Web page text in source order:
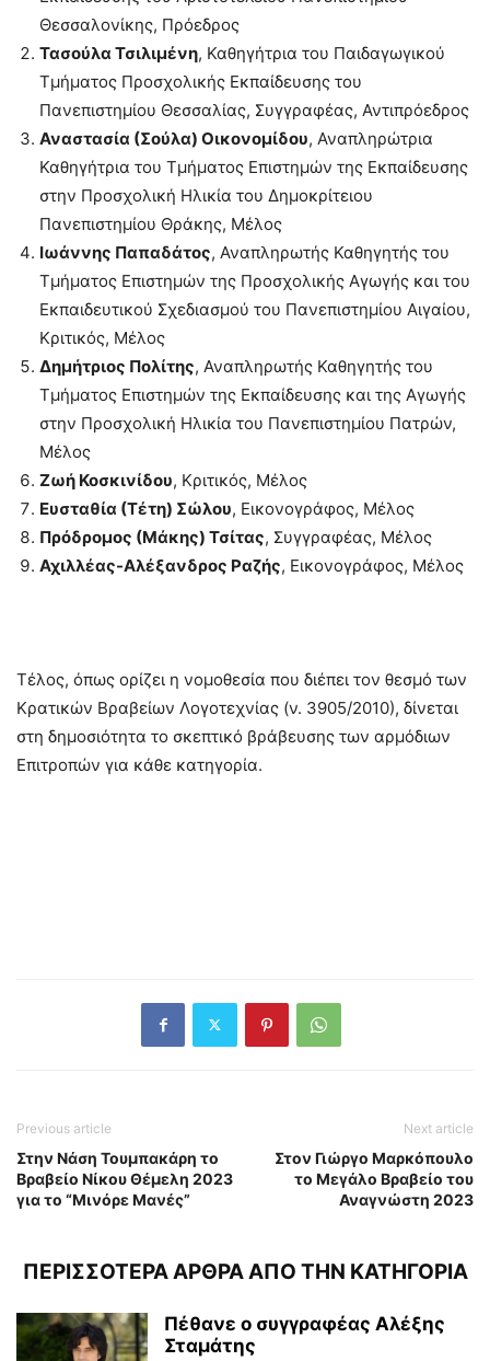
Θεσσαλονίκης, Πρόεδρος
Τασούλα Τσιλιμένη, Καθηγήτρια του Παιδαγωγικού
Τμήματος Προσχολικής Εκπαίδευσης του
Πανεπιστημίου Θεσσαλίας, Συγγραφέας, Αντιπρόεδρος
Αναστασία (Σούλα) Οικονομίδου, Αναπληρώτρια
Καθηγήτρια του Τμήματος Επιστημών της Εκπαίδευσης
στην Προσχολική Ηλικία του Δημοκρίτειου
Πανεπιστημίου Θράκης, Μέλος
Ιωάννης Παπαδάτος, Αναπληρωτής Καθηγητής του
Τμήματος Επιστημών της Προσχολικής Αγωγής και του
Εκπαιδευτικού Σχεδιασμού του Πανεπιστημίου Αιγαίου,
Κριτικός, Μέλος
Δημήτριος Πολίτης, Αναπληρωτής Καθηγητής του
Τμήματος Επιστημών της Εκπαίδευσης και της Αγωγής
στην Προσχολική Ηλικία του Πανεπιστημίου Πατρών,
Μέλος
Ζωή Κοσκινίδου, Κριτικός, Μέλος
Ευσταθία (Τέτη) Σώλου, Εικονογράφος, Μέλος
Πρόδρομος (Μάκης) Τσίτας, Συγγραφέας, Μέλος
Αχιλλέας-Αλέξανδρος Ραζής, Εικονογράφος, Μέλος
Τέλος, όπως ορίζει η νομοθεσία που διέπει τον θεσμό των
Κρατικών Βραβείων Λογοτεχνίας (ν. 3905/2010), δίνεται
στη δημοσιότητα το σκεπτικό βράβευσης των αρμόδιων
Επιτροπών για κάθε κατηγορία.
Previous article
Στην Νάση Τουμπακάρη το
Βραβείο Νίκου Θέμελη 2023
για το “Μινόρε Μανές”
Next article
Στον Γιώργο Μαρκόπουλο
το Μεγάλο Βραβείο του
Αναγνώστη 2023
ΠΕΡΙΣΣΟΤΕΡΑ ΑΡΘΡΑ ΑΠΟ ΤΗΝ ΚΑΤΗΓΟΡΙΑ
Πέθανε ο συγγραφέας Αλέξης
Σταμάτης